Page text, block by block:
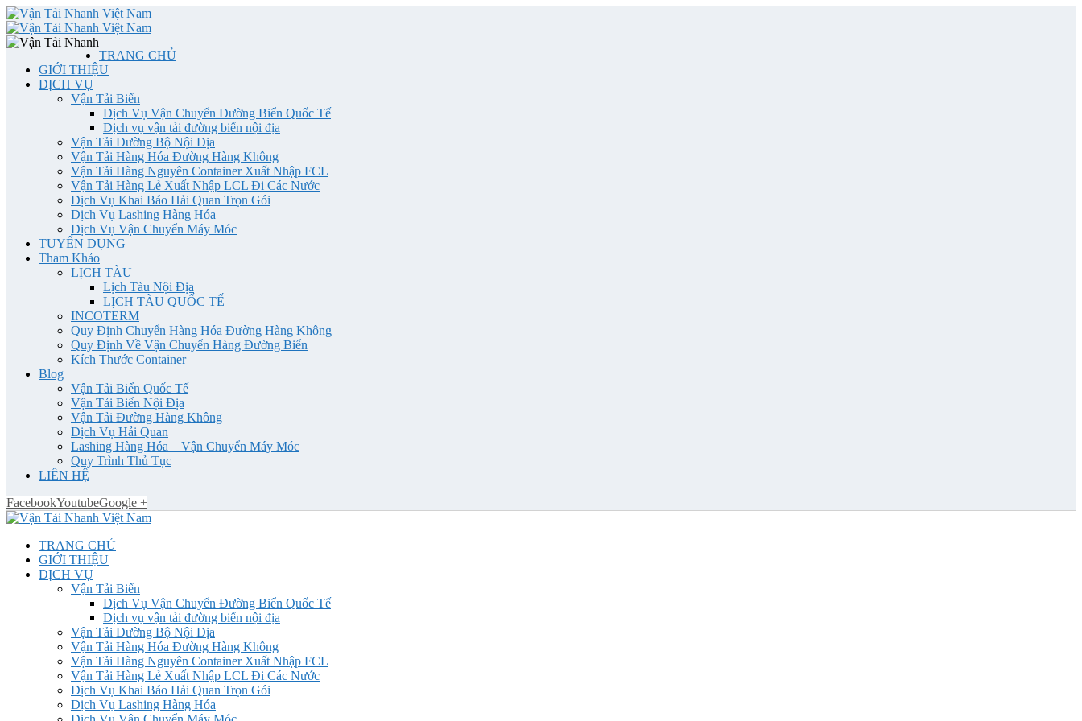
TRANG CHỦ
GIỚI THIỆU
DỊCH VỤ
Vận Tải Biển
Dịch Vụ Vận Chuyển Đường Biển Quốc Tế
Dịch vụ vận tải đường biển nội địa
Vận Tải Đường Bộ Nội Địa
Vận Tải Hàng Hóa Đường Hàng Không
Vận Tải Hàng Nguyên Container Xuất Nhập FCL
Vận Tải Hàng Lẻ Xuất Nhập LCL Đi Các Nước
Dịch Vụ Khai Báo Hải Quan Trọn Gói
Dịch Vụ Lashing Hàng Hóa
Dịch Vụ Vận Chuyển Máy Móc
TUYỂN DỤNG
Tham Khảo
LỊCH TÀU
Lịch Tàu Nội Địa
LỊCH TÀU QUỐC TẾ
INCOTERM
Quy Định Chuyển Hàng Hóa Đường Hàng Không
Quy Định Về Vận Chuyển Hàng Đường Biển
Kích Thước Container
Blog
Vận Tải Biển Quốc Tế
Vận Tải Biển Nội Địa
Vận Tải Đường Hàng Không
Dịch Vụ Hải Quan
Lashing Hàng Hóa _ Vận Chuyển Máy Móc
Quy Trình Thủ Tục
LIÊN HỆ
FacebookYoutubeGoogle +
TRANG CHỦ
GIỚI THIỆU
DỊCH VỤ
Vận Tải Biển
Dịch Vụ Vận Chuyển Đường Biển Quốc Tế
Dịch vụ vận tải đường biển nội địa
Vận Tải Đường Bộ Nội Địa
Vận Tải Hàng Hóa Đường Hàng Không
Vận Tải Hàng Nguyên Container Xuất Nhập FCL
Vận Tải Hàng Lẻ Xuất Nhập LCL Đi Các Nước
Dịch Vụ Khai Báo Hải Quan Trọn Gói
Dịch Vụ Lashing Hàng Hóa